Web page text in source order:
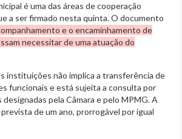
é uma das áreas de cooperação
a ser firmado nesta quinta. O documento
e o encaminhamento de
necessitar de uma atuação do
instituições não implica a transferência de
funcionais e está sujeita a consulta por
pela Câmara e pelo MPMG. A
de um ano, prorrogável por igual